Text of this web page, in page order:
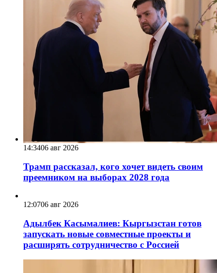
14:3406 авг 2026
Трамп рассказал, кого хочет видеть своим
преемником на выборах 2028 года
12:0706 авг 2026
Адылбек Касымалиев: Кыргызстан готов
запускать новые совместные проекты и
расширять сотрудничество с Россией